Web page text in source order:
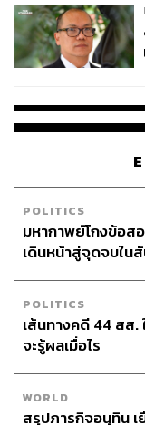
POLITICS
มหากาพย์โกงข้อส
เดินหน้าสู่จุดจบใน
POLITICS
เส้นทางคดี 44 สส.
จะรู้ผลเมื่อไร
WORLD
สรุปภารกิจอนุทิน เ